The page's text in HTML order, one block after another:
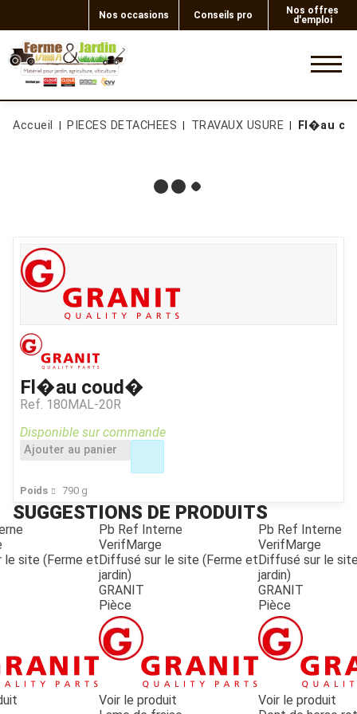
Nos occasions Conseils pro
Nos offres
d'emploi
Accueil PIECES DETACHEES TRAVAUX USURE Fl�au
Fl�au coud�
Ref. 180MAL-20R
Poids 790 g
Disponible sur commande
Ajouter au panier
SUGGESTIONS DE PRODUITS
le site (Ferme et
Pb Ref Interne
VerifMarge
Diffusé sur le site (Ferme et
jardin)
GRANIT
Pièce
Voir le produit
Pb Ref Interne
VerifMarge
Diffusé sur le
jardin)
GRANIT
Pièce
Voir le produit